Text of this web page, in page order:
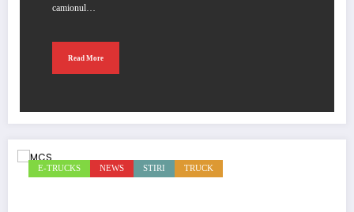
camionul…
Read More
E-TRUCKS NEWS STIRI TRUCK